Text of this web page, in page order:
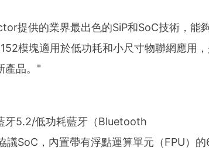
提供的業界最出色的SiP和SoC技術，能
模塊適用於低功耗和小尺寸物聯網應用
產品。"
牙5.2/低功耗藍牙（Bluetooth
議SoC，內置帶有浮點運算單元（FPU